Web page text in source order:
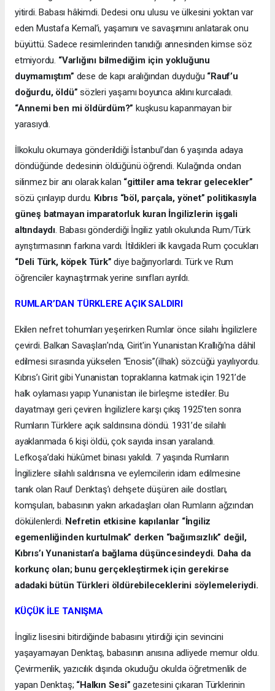
yitirdi. Babası hâkimdi. Dedesi onu ulusu ve ülkesini yoktan var
eden Mustafa Kemal’i, yaşamını ve savaşımını anlatarak onu
büyüttü. Sadece resimlerinden tanıdığı annesinden kimse söz
etmiyordu. “Varlığını bilmediğim için yokluğunu
duymamıştım” dese de kapı aralığından duyduğu “Rauf’u
doğurdu, öldü” sözleri yaşamı boyunca aklını kurcaladı.
“Annemi ben mi öldürdüm?”kuşkusu kapanmayan bir
yarasıydı.
İlkokulu okumaya gönderildiği İstanbul’dan 6 yaşında adaya
döndüğünde dedesinin öldüğünü öğrendi. Kulağında ondan
silinmez bir anı olarak kalan “gittiler ama tekrar gelecekler”
sözü çınlayıp durdu. Kıbrıs “böl, parçala, yönet” politikasıyla
güneş batmayan imparatorluk kuran İngilizlerin işgali
altındaydı. Babası gönderdiği İngiliz yatılı okulunda Rum/Türk
ayrıştırmasının farkına vardı. İtildikleri ilk kavgada Rum çocukları
“Deli Türk, köpek Türk” diye bağırıyorlardı. Türk ve Rum
öğrenciler kaynaştırmak yerine sınıfları ayrıldı.
RUMLAR’DAN TÜRKLERE AÇIK SALDIRI
Ekilen nefret tohumları yeşerirken Rumlar önce silahı İngilizlere
çevirdi. Balkan Savaşları'nda, Girit'in Yunanistan Krallığı'na dâhil
edilmesi sırasında yükselen “Enosis”(ilhak) sözcüğü yayılıyordu.
Kıbrıs’ı Girit gibi Yunanistan topraklarına katmak için 1921’de
halk oylaması yapıp Yunanistan ile birleşme istediler. Bu
dayatmayı geri çeviren İngilizlere karşı çıkış 1925’ten sonra
Rumların Türklere açık saldırısına döndü. 1931’de silahlı
ayaklanmada 6 kişi öldü, çok sayıda insan yaralandı.
Lefkoşa’daki hükûmet binası yakıldı. 7 yaşında Rumların
İngilizlere silahlı saldırısına ve eylemcilerin idam edilmesine
tanık olan Rauf Denktaş’ı dehşete düşüren aile dostları,
komşuları, babasının yakın arkadaşları olan Rumların ağzından
dökülenlerdi. Nefretin etkisine kapılanlar “İngiliz
egemenliğinden kurtulmak” derken “bağımsızlık” değil,
Kıbrıs’ı Yunanistan’a bağlama düşüncesindeydi. Daha da
korkunç olan; bunu gerçekleştirmek için gerekirse
adadaki bütün Türkleri öldürebileceklerini söylemeleriydi.
KÜÇÜK İLE TANIŞMA
İngiliz lisesini bitirdiğinde babasını yitirdiği için sevincini
yaşayamayan Denktaş, babasının anısına adliyede memur oldu.
Çevirmenlik, yazıcılık dışında okuduğu okulda öğretmenlik de
yapan Denktaş; “Halkın Sesi”gazetesini çıkaran Türklerinin